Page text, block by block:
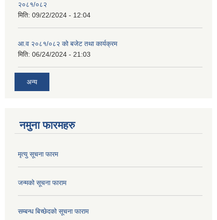
२०८१/०८२
मिति: 09/22/2024 - 12:04
आ.व २०८१/०८२ को बजेट तथा कार्यक्रम
मिति: 06/24/2024 - 21:03
अन्य
नमुना फारमहरु
मृत्यु सूचना फारम
जन्मको सूचना फाराम
सम्बन्ध बिच्छेदको सूचना फाराम